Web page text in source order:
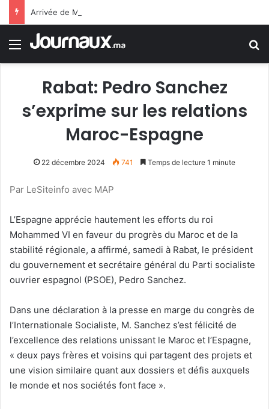
Menu
Rabat: Pedro Sanchez
s’exprime sur les relations
Maroc-Espagne
22 décembre 2024 741 Temps de lecture 1 minute
Par LeSiteinfo avec MAP
L’Espagne apprécie hautement les efforts du roi
Mohammed VI en faveur du progrès du Maroc et de la
stabilité régionale, a affirmé, samedi à Rabat, le président
du gouvernement et secrétaire général du Parti socialiste
ouvrier espagnol (PSOE), Pedro Sanchez.
Dans une déclaration à la presse en marge du congrès de
l’Internationale Socialiste, M. Sanchez s’est félicité de
l’excellence des relations unissant le Maroc et l’Espagne,
« deux pays frères et voisins qui partagent des projets et
une vision similaire quant aux dossiers et défis auxquels
le monde et nos sociétés font face ».